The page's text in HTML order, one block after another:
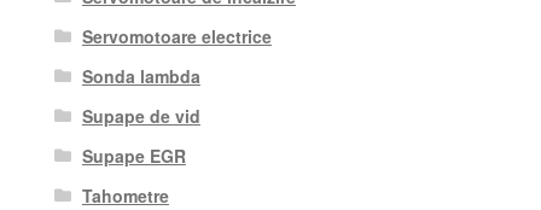
Servomotoare electrice
Sonda lambda
Supape de vid
Supape EGR
Tahometre